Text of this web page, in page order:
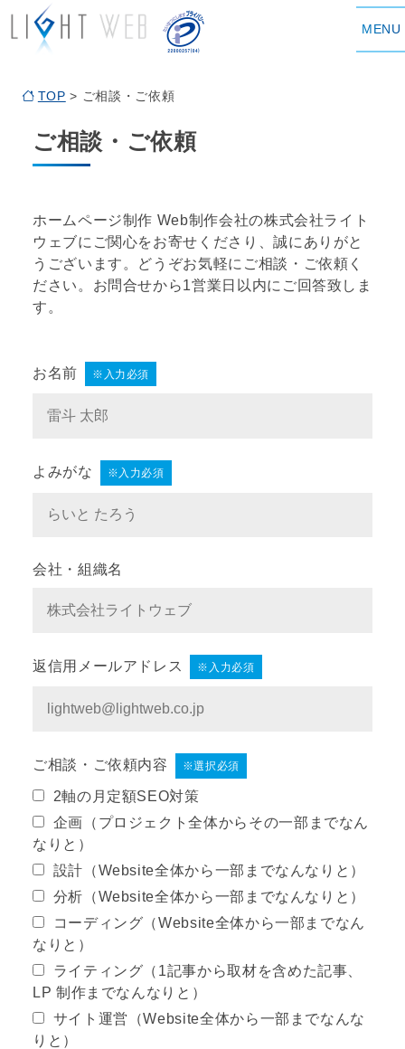
MENU
TOP > ご相談・ご依頼
ご相談・ご依頼
ホームページ制作 Web制作会社の株式会社ライト
ウェブにご関心をお寄せくださり、誠にありがと
うございます。どうぞお気軽にご相談・ご依頼く
ださい。お問合せから1営業日以内にご回答致しま
す。
お名前 ※入力必須
よみがな ※入力必須
会社・組織名
返信用メールアドレス ※入力必須
ご相談・ご依頼内容 ※選択必須
2軸の月定額SEO対策
企画（プロジェクト全体からその一部までなん
なりと）
設計（Website全体から一部までなんなりと）
分析（Website全体から一部までなんなりと）
コーディング（Website全体から一部までなん
なりと）
ライティング（1記事から取材を含めた記事、
LP 制作までなんなりと）
サイト運営（Website全体から一部までなんな
りと）